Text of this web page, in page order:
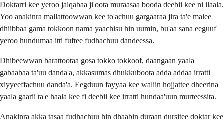
Doktarri kee yeroo jalqabaa ji'oota muraasaa booda deebii kee ni ilaala.
Yoo anakinra mallattoowwan kee to'achuu gargaaraa jira ta'e malee
dhiibbaa gama tokkoon nama yaachisu hin uumin, bu'aa sana eeguuf
yeroo hundumaa itti fuftee fudhachuu dandeessa.
Dhibeewwan barattootaa gosa tokko tokkoof, daangaan yaala
gabaabaa ta'uu danda'a, akkasumas dhukkuboota adda addaa irratti
xiyyeeffachuu danda'a. Eegduun fayyaa kee waliin hojjattee dheerina
yaala gaarii ta'e haala kee fi deebii kee irratti hundaa'uun murteessita.
Anakinra akka tasaa fudhachuu hin dhaabin duraan dursitee doktar kee